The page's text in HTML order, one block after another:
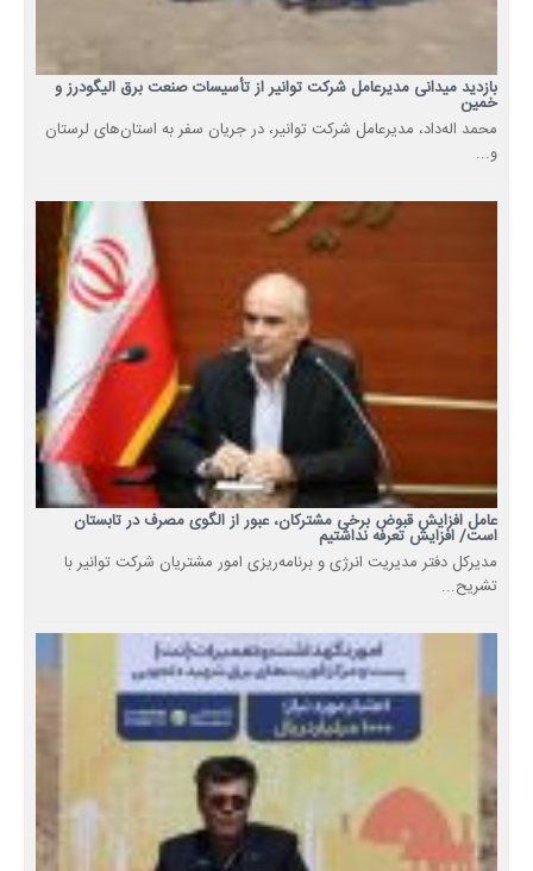
بازدید میدانی مدیرعامل شرکت توانیر از تأسیسات صنعت برق الیگودرز و
خمین
محمد اله‌داد، مدیرعامل شرکت توانیر، در جریان سفر به استان‌های لرستان
و...
عامل افزایش قبوض برخی مشترکان، عبور از الگوی مصرف در تابستان
است/ افزایش تعرفه نداشتیم
مدیرکل دفتر مدیریت انرژی و برنامه‌ریزی امور مشتریان شرکت توانیر با
تشریح...